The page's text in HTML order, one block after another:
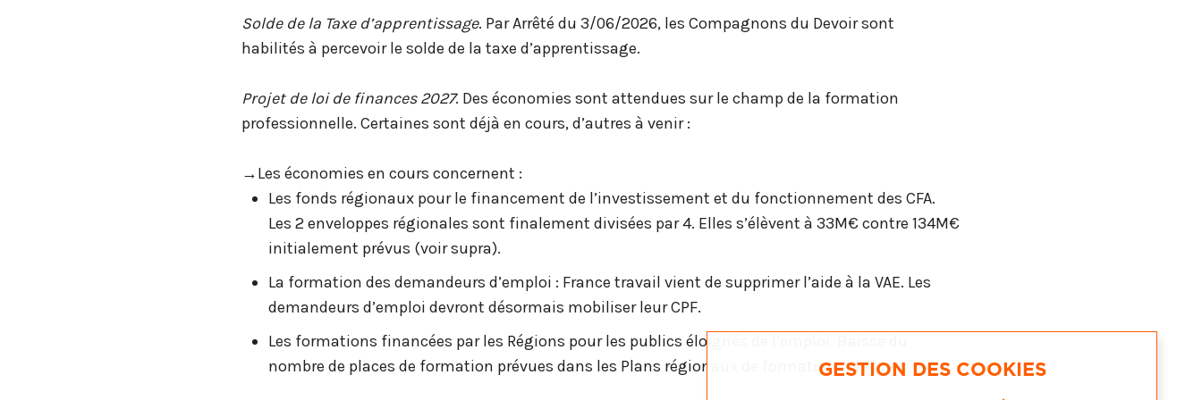
Solde de la Taxe d’apprentissage. Par Arrêté du 3/06/2026, les Compagnons du Devoir sont
habilités à percevoir le solde de la taxe d’apprentissage.
Projet de loi de finances 2027. Des économies sont attendues sur le champ de la formation
professionnelle. Certaines sont déjà en cours, d’autres à venir :
→Les économies en cours concernent :
Les fonds régionaux pour le financement de l’investissement et du fonctionnement des CFA.
Les 2 enveloppes régionales sont finalement divisées par 4. Elles s’élèvent à 33M€ contre 134M€
initialement prévus (voir supra).
La formation des demandeurs d’emploi : France travail vient de supprimer l’aide à la VAE. Les
demandeurs d’emploi devront désormais mobiliser leur CPF.
Les formations financées par les Régions pour les publics éloignés de l’emploi. Baisse du
nombre de places de formation prévues dans les Plans régionaux de formation (PRF) .GESTION DES COOKIES